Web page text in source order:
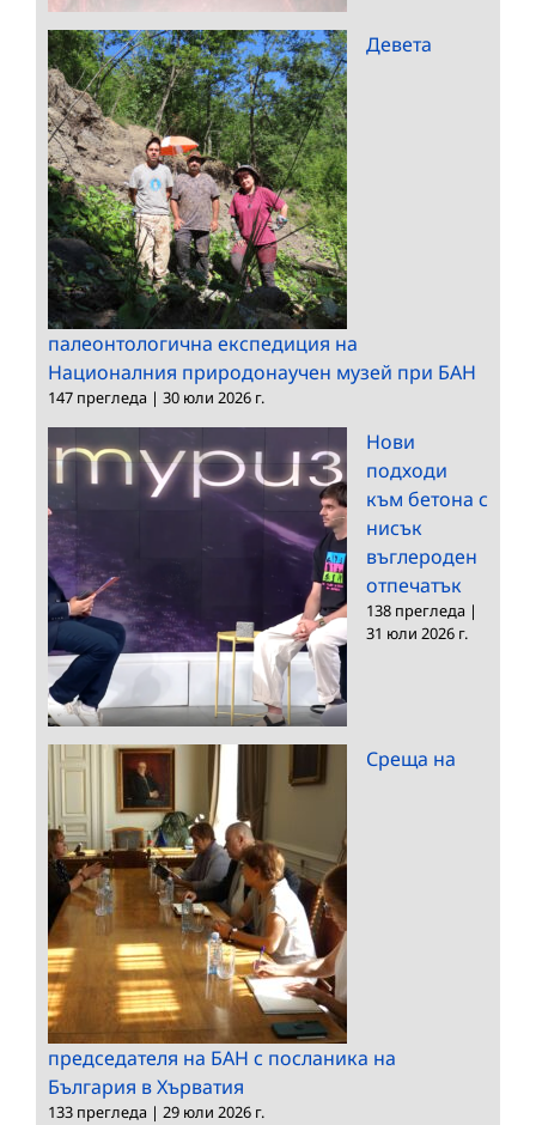
Девета
палеонтологична експедиция на
Националния природонаучен музей при БАН
147 прегледа | 30 юли 2026 г.
Нови
подходи
към бетона с
нисък
въглероден
отпечатък
138 прегледа |
31 юли 2026 г.
Среща на
председателя на БАН с посланика на
България в Хърватия
133 прегледа | 29 юли 2026 г.